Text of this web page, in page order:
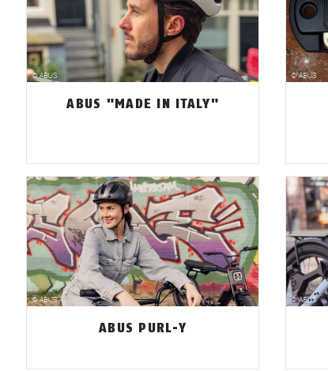
ABUS "MADE IN ITALY"
ABUS PURL-Y